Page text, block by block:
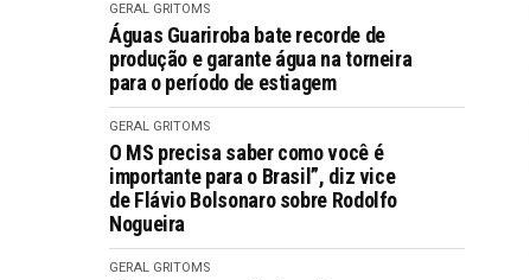
GERAL GRITOMS
Águas Guariroba bate recorde de
produção e garante água na torneira
para o período de estiagem
GERAL GRITOMS
O MS precisa saber como você é
importante para o Brasil”, diz vice
de Flávio Bolsonaro sobre Rodolfo
Nogueira
GERAL GRITOMS